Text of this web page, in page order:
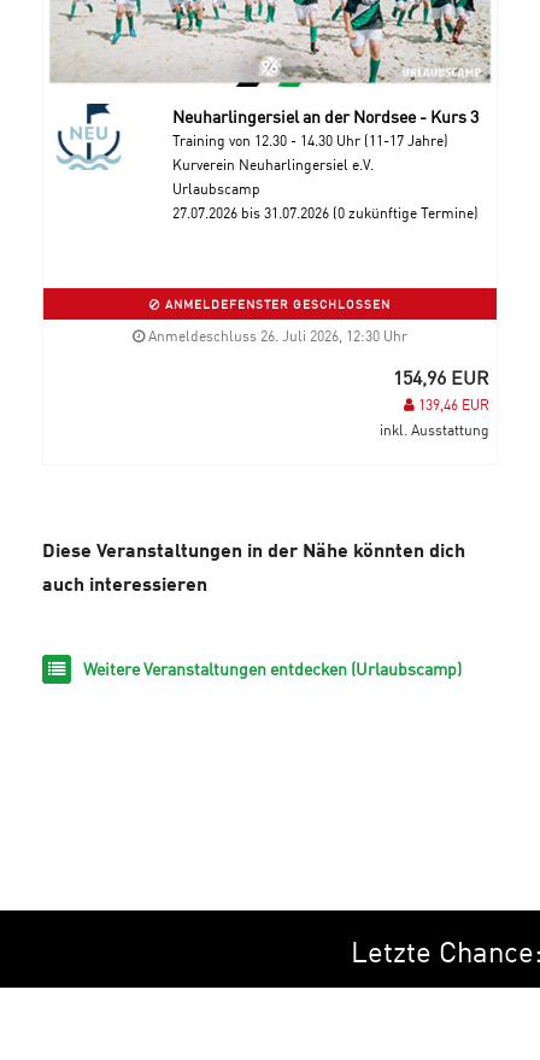
Neuharlingersiel an der Nordsee - Kurs 3
Training von 12.30 - 14.30 Uhr (11-17 Jahre)
Kurverein Neuharlingersiel e.V.
Urlaubscamp
27.07.2026 bis 31.07.2026 (0 zukünftige Termine)
ANMELDEFENSTER GESCHLOSSEN
Anmeldeschluss 26. Juli 2026, 12:30 Uhr
154,96 EUR
139,46 EUR
inkl. Ausstattung
Diese Veranstaltungen in der Nähe könnten dich
auch interessieren
Weitere Veranstaltungen entdecken (Urlaubscamp)
Letzte